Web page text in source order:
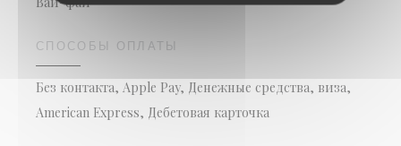
СПОСОБЫ ОПЛАТЫ
Без контакта, Apple Pay, Денежные средства, виза,
American Express, Дебетовая карточка